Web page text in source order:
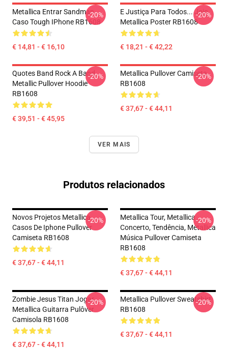
Metallica Entrar Sandman
Caso Tough IPhone RB1608
€ 14,81 - € 16,10
-20%
E Justiça Para Todos... Jojo
Metallica Poster RB1608
€ 18,21 - € 42,22
-20%
Quotes Band Rock A Band
Metallic Pullover Hoodie
RB1608
€ 39,51 - € 45,95
-20%
Metallica Pullover Camiseta
RB1608
€ 37,67 - € 44,11
-20%
VER MAIS
Produtos relacionados
Novos Projetos Metallica
Casos De Iphone Pullover
Camiseta RB1608
€ 37,67 - € 44,11
-20%
Metallica Tour, Metallica
Concerto, Tendência, Metallica
Música Pullover Camiseta
RB1608
€ 37,67 - € 44,11
-20%
Zombie Jesus Titan Jogar
Metallica Guitarra Pulôver
Camisola RB1608
€ 37,67 - € 44,11
-20%
Metallica Pullover Sweatshirt
RB1608
€ 37,67 - € 44,11
-20%